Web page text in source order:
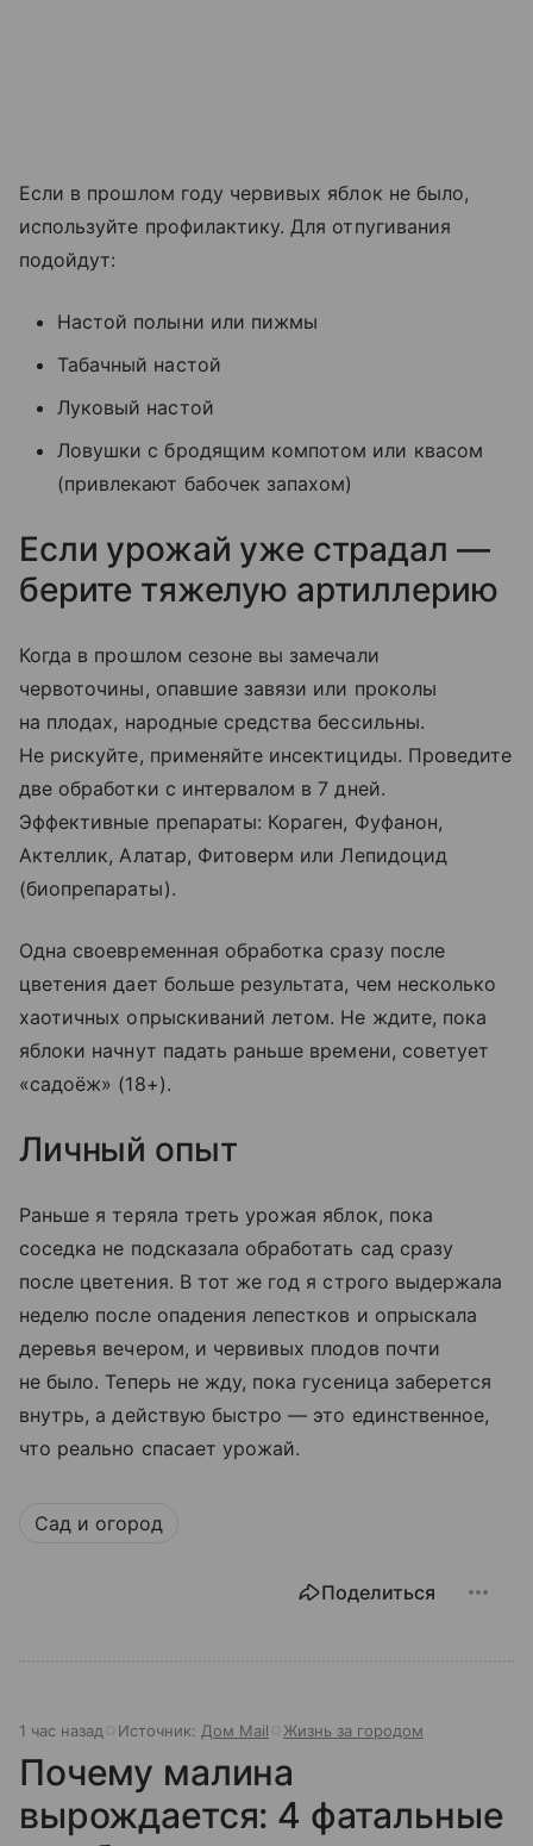
Если в прошлом году червивых яблок не было,
используйте профилактику. Для отпугивания
подойдут:
Настой полыни или пижмы
Табачный настой
Луковый настой
Ловушки с бродящим компотом или квасом
(привлекают бабочек запахом)
Если урожай уже страдал —
берите тяжелую артиллерию
Когда в прошлом сезоне вы замечали
червоточины, опавшие завязи или проколы
на плодах, народные средства бессильны.
Не рискуйте, применяйте инсектициды. Проведите
две обработки с интервалом в 7 дней.
Эффективные препараты: Кораген, Фуфанон,
Актеллик, Алатар, Фитоверм или Лепидоцид
(биопрепараты).
Одна своевременная обработка сразу после
цветения дает больше результата, чем несколько
хаотичных опрыскиваний летом. Не ждите, пока
яблоки начнут падать раньше времени, советует
«садоёж» (18+).
Личный опыт
Раньше я теряла треть урожая яблок, пока
соседка не подсказала обработать сад сразу
после цветения. В тот же год я строго выдержала
неделю после опадения лепестков и опрыскала
деревья вечером, и червивых плодов почти
не было. Теперь не жду, пока гусеница заберется
внутрь, а действую быстро — это единственное,
что реально спасает урожай.
Сад и огород
Поделиться
1 час назад Источник: Дом Mail Жизнь за городом
Почему малина
вырождается: 4 фатальные